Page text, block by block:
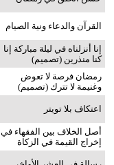
القرآن والدعاء ونية الصيام
إنا أنزلناه في ليلة مباركة إنا
كنا منذرين (تصميم)
رمضان فرصة لا تعوض
وغنيمة لا تترك (تصميم)
اعتكاف بلا تويتر
أصل الخلاف بين الفقهاء في
إخراج القيمة في الزكاة